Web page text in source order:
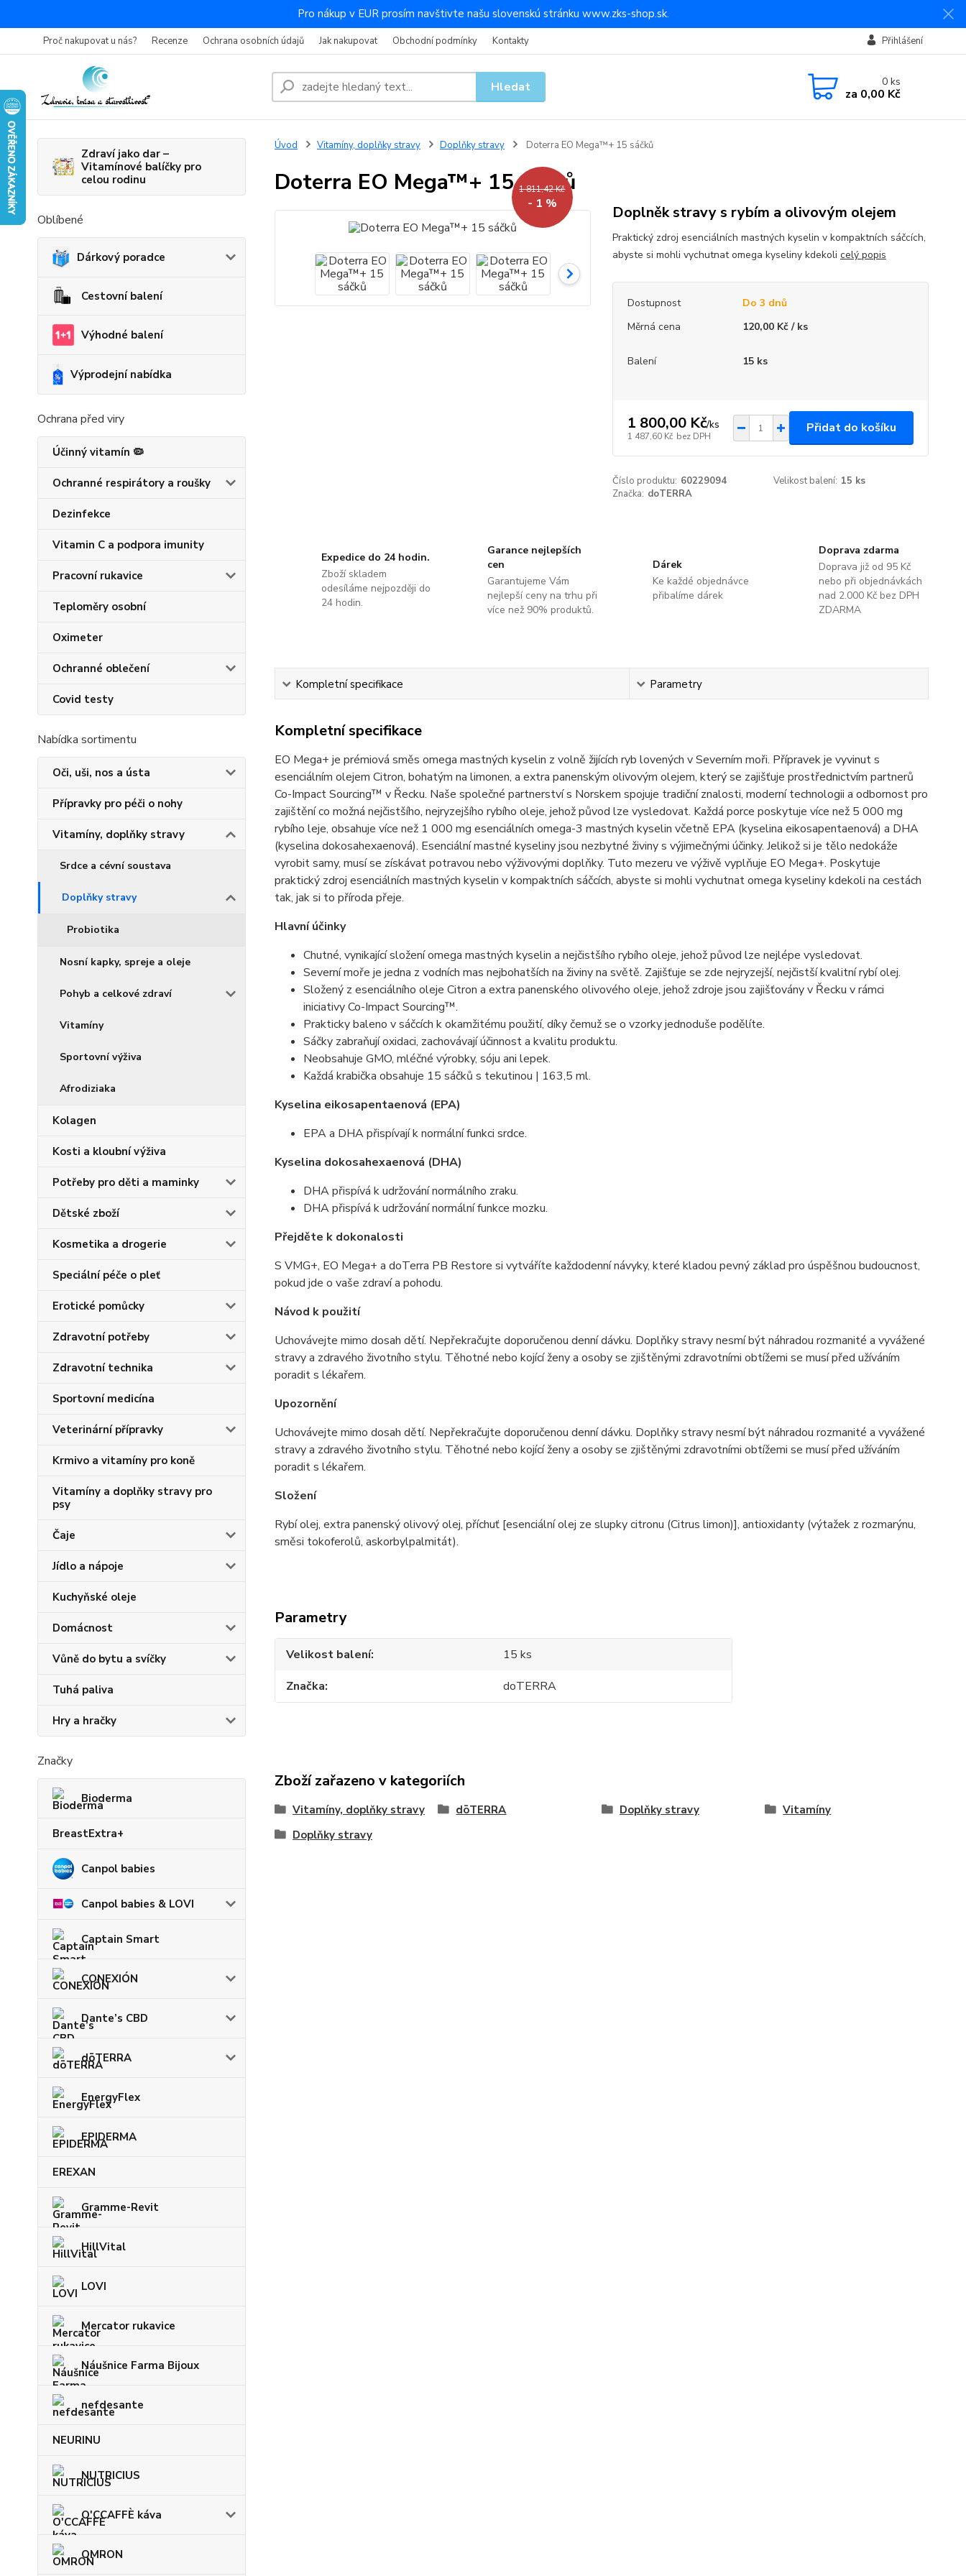
Pro nákup v EUR prosím navštivte našu slovenskú stránku www.zks-shop.sk.
Proč nakupovat u nás? Recenze Ochrana osobních údajů Jak nakupovat Obchodní podmínky Kontakty Přihlášení
Hledat 0ks
za 0,00 Kč
Zdraví jako dar –
Vitamínové balíčky pro
celou rodinu
Oblíbené
Dárkový poradce
Cestovní balení
Výhodné balení
Výprodejní nabídka
Ochrana před viry
Účinný vitamín 🦠
Ochranné respirátory a roušky
Dezinfekce
Vitamin C a podpora imunity
Pracovní rukavice
Teploměry osobní
Oximeter
Ochranné oblečení
Covid testy
Nabídka sortimentu
Oči, uši, nos a ústa
Přípravky pro péči o nohy
Vitamíny, doplňky stravy
Srdce a cévní soustava
Doplňky stravy
Probiotika
Nosní kapky, spreje a oleje
Pohyb a celkové zdraví
Vitamíny
Sportovní výživa
Afrodiziaka
Kolagen
Kosti a kloubní výživa
Potřeby pro děti a maminky
Dětské zboží
Kosmetika a drogerie
Speciální péče o pleť
Erotické pomůcky
Zdravotní potřeby
Zdravotní technika
Sportovní medicína
Veterinární přípravky
Krmivo a vitamíny pro koně
Vitamíny a doplňky stravy pro
psy
Čaje
Jídlo a nápoje
Kuchyňské oleje
Domácnost
Vůně do bytu a svíčky
Tuhá paliva
Hry a hračky
Značky
Bioderma
BreastExtra+
Canpol babies
Canpol babies & LOVI
Captain Smart
CONEXIÓN
Dante’s CBD
dōTERRA
EnergyFlex
EPIDERMA
EREXAN
Gramme-Revit
HillVital
LOVI
Mercator rukavice
Náušnice Farma Bijoux
nefdesante
NEURINU
NUTRICIUS
O'CCAFFÈ káva
OMRON
Úvod Vitamíny, doplňky stravy Doplňky stravy Doterra EO Mega™+ 15 sáčků
Doterra EO Mega™+ 15 sáčků
1 811,42 Kč
- 1 % Doplněk stravy s rybím a olivovým olejem
Praktický zdroj esenciálních mastných kyselin v kompaktních sáčcích,
abyste si mohli vychutnat omega kyseliny kdekoli celý popis
Dostupnost
Do 3 dnů
Měrná cena
120,00 Kč / ks
Balení 15 ks
1 800,00 Kč/ks
1 487,60 Kč bez DPH
Přidat do košíku
Číslo produktu: 60229094 Velikost balení: 15 ks
Značka: doTERRA
Expedice do 24 hodin.
Zboží skladem
odesíláme nejpozději do
24 hodin.
Garance nejlepších
cen
Garantujeme Vám
nejlepší ceny na trhu při
více než 90% produktů.
Dárek
Ke každé objednávce
přibalíme dárek
Doprava zdarma
Doprava již od 95 Kč
nebo při objednávkách
nad 2.000 Kč bez DPH
ZDARMA
Kompletní specifikace Parametry
Kompletní specifikace
EO Mega+ je prémiová směs omega mastných kyselin z volně žijících ryb lovených v Severním moři. Přípravek je vyvinut s
esenciálním olejem Citron, bohatým na limonen, a extra panenským olivovým olejem, který se zajišťuje prostřednictvím partnerů
Co-Impact Sourcing™ v Řecku. Naše společné partnerství s Norskem spojuje tradiční znalosti, moderní technologii a odbornost pro
zajištění co možná nejčistšího, nejryzejšího rybího oleje, jehož původ lze vysledovat. Každá porce poskytuje více než 5 000 mg
rybího leje, obsahuje více než 1 000 mg esenciálních omega-3 mastných kyselin včetně EPA (kyselina eikosapentaenová) a DHA
(kyselina dokosahexaenová). Esenciální mastné kyseliny jsou nezbytné živiny s výjimečnými účinky. Jelikož si je tělo nedokáže
vyrobit samy, musí se získávat potravou nebo výživovými doplňky. Tuto mezeru ve výživě vyplňuje EO Mega+. Poskytuje
praktický zdroj esenciálních mastných kyselin v kompaktních sáčcích, abyste si mohli vychutnat omega kyseliny kdekoli na cestách
tak, jak si to příroda přeje.
Hlavní účinky
Chutné, vynikající složení omega mastných kyselin a nejčistšího rybího oleje, jehož původ lze nejlépe vysledovat.
Severní moře je jedna z vodních mas nejbohatších na živiny na světě. Zajišťuje se zde nejryzejší, nejčistší kvalitní rybí olej.
Složený z esenciálního oleje Citron a extra panenského olivového oleje, jehož zdroje jsou zajišťovány v Řecku v rámci
iniciativy Co-Impact Sourcing™.
Prakticky baleno v sáčcích k okamžitému použití, díky čemuž se o vzorky jednoduše podělíte.
Sáčky zabraňují oxidaci, zachovávají účinnost a kvalitu produktu.
Neobsahuje GMO, mléčné výrobky, sóju ani lepek.
Každá krabička obsahuje 15 sáčků s tekutinou | 163,5 ml.
Kyselina eikosapentaenová (EPA)
EPA a DHA přispívají k normální funkci srdce.
Kyselina dokosahexaenová (DHA)
DHA přispívá k udržování normálního zraku.
DHA přispívá k udržování normální funkce mozku.
Přejděte k dokonalosti
S VMG+, EO Mega+ a doTerra PB Restore si vytváříte každodenní návyky, které kladou pevný základ pro úspěšnou budoucnost,
pokud jde o vaše zdraví a pohodu.
Návod k použití
Uchovávejte mimo dosah dětí. Nepřekračujte doporučenou denní dávku. Doplňky stravy nesmí být náhradou rozmanité a vyvážené
stravy a zdravého životního stylu. Těhotné nebo kojící ženy a osoby se zjištěnými zdravotními obtížemi se musí před užíváním
poradit s lékařem.
Upozornění
Uchovávejte mimo dosah dětí. Nepřekračujte doporučenou denní dávku. Doplňky stravy nesmí být náhradou rozmanité a vyvážené
stravy a zdravého životního stylu. Těhotné nebo kojící ženy a osoby se zjištěnými zdravotními obtížemi se musí před užíváním
poradit s lékařem.
Složení
Rybí olej, extra panenský olivový olej, příchuť [esenciální olej ze slupky citronu (Citrus limon)], antioxidanty (výtažek z rozmarýnu,
směsi tokoferolů, askorbylpalmitát).
Parametry
Velikost balení
15 ks
Značka
doTERRA
Zboží zařazeno v kategoriích
Vitamíny, doplňky stravy dōTERRA Doplňky stravy
Vitamíny
Doplňky stravy